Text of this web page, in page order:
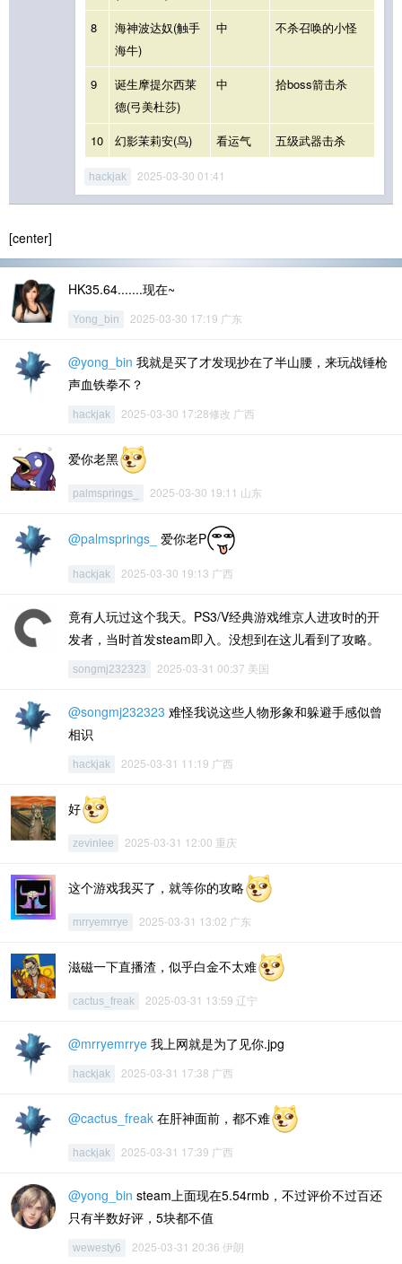
8
海神波达奴(触手
海牛)
中 不杀召唤的小怪
9
诞生摩提尔西莱
德(弓美杜莎)
中 拾boss箭击杀
10 幻影茉莉安(鸟) 看运气 五级武器击杀
hackjak 2025-03-30 01:41
[center]
HK35.64.......现在~
Yong_bin 2025-03-30 17:19 广东
@yong_bin 我就是买了才发现抄在了半山腰，来玩战锤枪
声血铁拳不？
hackjak 2025-03-30 17:28修改 广西
爱你老黑
palmsprings_ 2025-03-30 19:11 山东
@palmsprings_ 爱你老P
hackjak 2025-03-30 19:13 广西
竟有人玩过这个我天。PS3/V经典游戏维京人进攻时的开
发者，当时首发steam即入。没想到在这儿看到了攻略。
songmj232323 2025-03-31 00:37 美国
@songmj232323 难怪我说这些人物形象和躲避手感似曾
相识
hackjak 2025-03-31 11:19 广西
好
zevinlee 2025-03-31 12:00 重庆
这个游戏我买了，就等你的攻略
mrryemrrye 2025-03-31 13:02 广东
滋磁一下直播渣，似乎白金不太难
cactus_freak 2025-03-31 13:59 辽宁
@mrryemrrye 我上网就是为了见你.jpg
hackjak 2025-03-31 17:38 广西
@cactus_freak 在肝神面前，都不难
hackjak 2025-03-31 17:39 广西
@yong_bin steam上面现在5.54rmb，不过评价不过百还
只有半数好评，5块都不值
wewesty6 2025-03-31 20:36 伊朗